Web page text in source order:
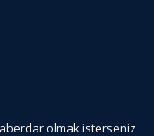
olmak isterseniz